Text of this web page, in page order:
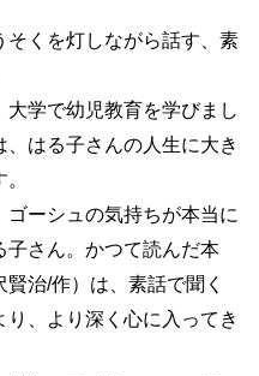
そくを灯しながら話す、素
学で幼児教育を学びまし
はる子さんの人生に大き
ゴーシュの気持ちが本当に
子さん。かつて読んだ本
賢治/作）は、素話で聞く
、より深く心に入ってき